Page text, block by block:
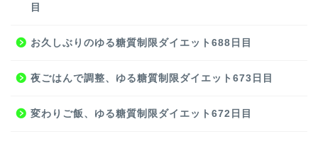
目
お久しぶりのゆる糖質制限ダイエット688日目
夜ごはんで調整、ゆる糖質制限ダイエット673日目
変わりご飯、ゆる糖質制限ダイエット672日目